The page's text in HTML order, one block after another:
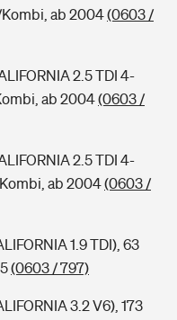
Kombi, ab 2004(0603 /
2.5 TDI 4-
ab 2004(0603 /
2.5 TDI 4-
ab 2004(0603 /
1.9 TDI), 63
(0603 / 797)
3.2 V6), 173